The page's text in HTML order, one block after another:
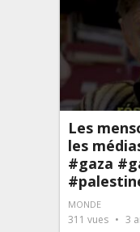
Les
les
#gaza
MONDE
311 vues 3